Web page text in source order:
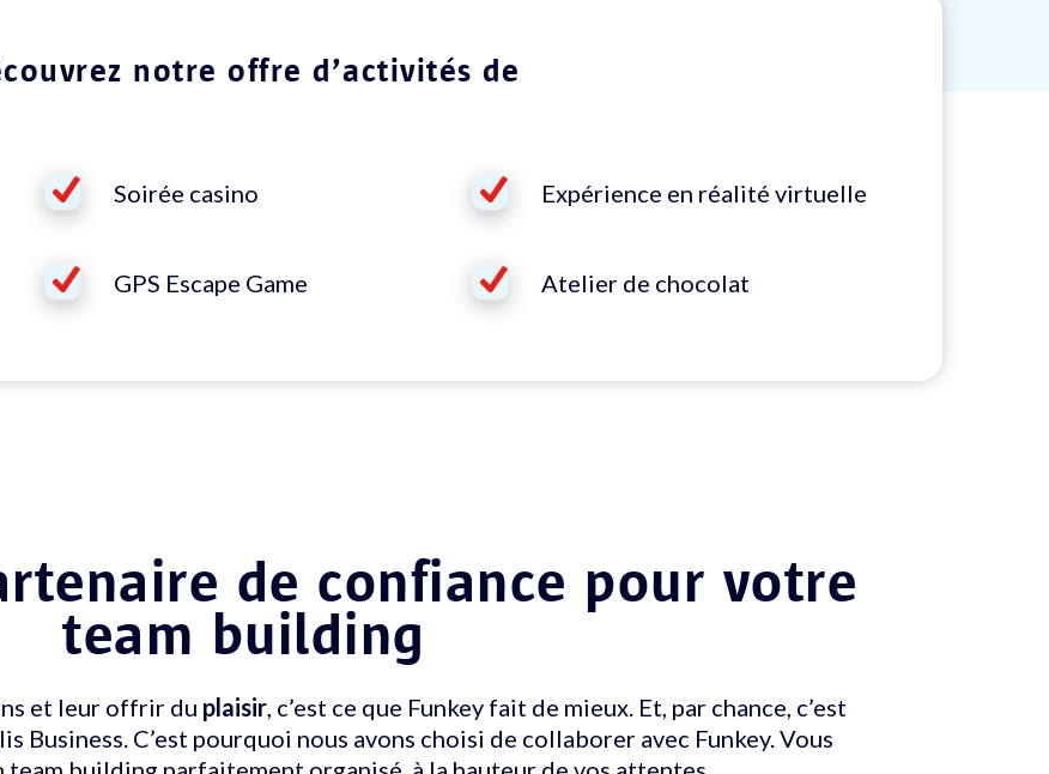
notre offre d’activités de
Soirée casino Expérience en réalité virtuelle
GPS Escape Game Atelier de chocolat
de confiance pour votre
team building
et leur offrir du plaisir, c’est ce que Funkey fait de mieux. Et, par chance, c’est
Business. C’est pourquoi nous avons choisi de collaborer avec Funkey. Vous